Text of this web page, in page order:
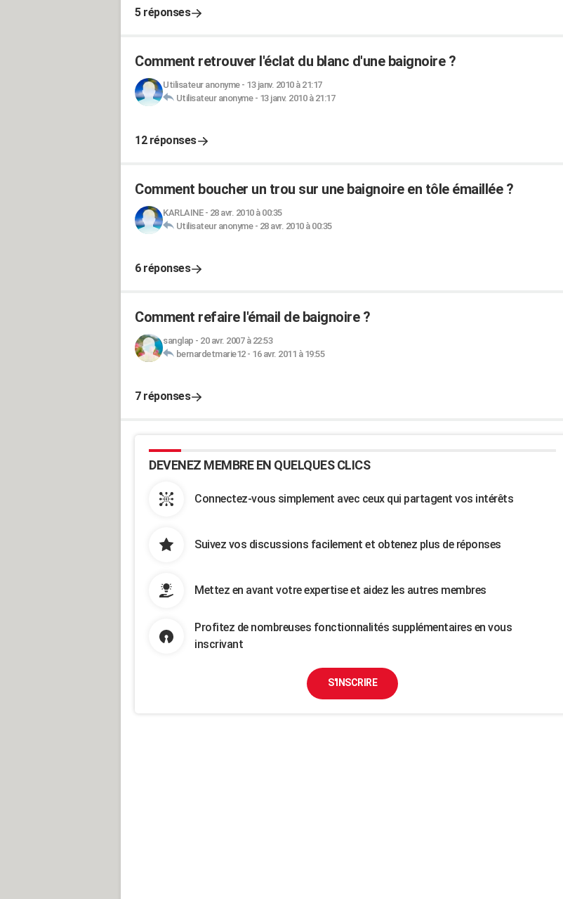
5 réponses
Comment retrouver l'éclat du blanc d'une baignoire ?
Utilisateur anonyme- 13 janv. 2010 à 21:17
Utilisateur anonyme- 13 janv. 2010 à 21:17
12 réponses
Comment boucher un trou sur une baignoire en tôle émaillée ?
KARLAINE- 28 avr. 2010 à 00:35
Utilisateur anonyme- 28 avr. 2010 à 00:35
6 réponses
Comment refaire l'émail de baignoire ?
sanglap - 20 avr. 2007 à 22:53
bernardetmarie12- 16 avr. 2011 à 19:55
7 réponses
DEVENEZ MEMBRE EN QUELQUES CLICS
Connectez-vous simplement avec ceux qui partagent vos intérêts
Suivez vos discussions facilement et obtenez plus de réponses
Mettez en avant votre expertise et aidez les autres membres
Profitez de nombreuses fonctionnalités supplémentaires en vous
inscrivant
S'INSCRIRE